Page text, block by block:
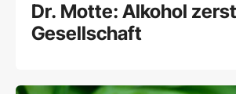
Dr. Motte: Alkohol
Gesellschaft